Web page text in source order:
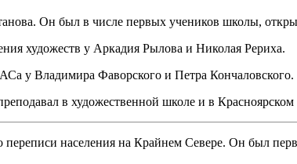
Он был в числе первых учеников школы,
художеств у Аркадия Рылова и Николая Рериха.
у Владимира Фаворского и Петра Кончаловского.
в художественной школе и в
населения на Крайнем Севере. Он был